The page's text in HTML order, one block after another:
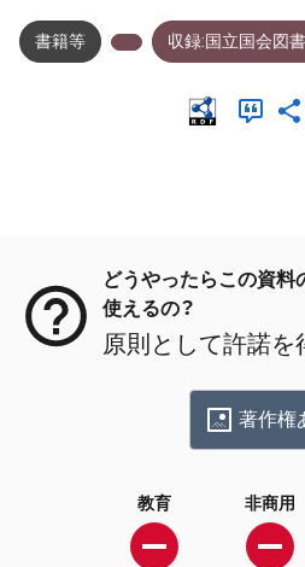
書籍等 収録:国立国会図
どうやったらこの資料
使えるの？
原則として許諾を
著作権
教育 非商用